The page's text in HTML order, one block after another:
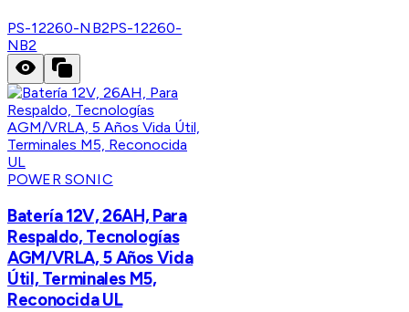
PS-12260-NB2PS-12260-
NB2
POWER SONIC
Batería 12V, 26AH, Para
Respaldo, Tecnologías
AGM/VRLA, 5 Años Vida
Útil, Terminales M5,
Reconocida UL